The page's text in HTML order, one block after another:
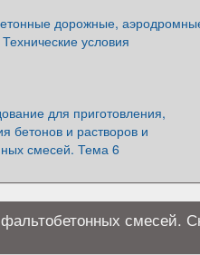
дорожные,
условия
для приготовления,
бетонов и растворов и
смесей. Тема 6
смесей.